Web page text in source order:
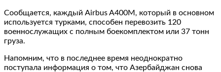
Сообщается, каждый Airbus A400M, который в основном
используется турками, способен перевозить 120
военнослужащих с полным боекомплектом или 37 тонн
груза.
Напомним, что в последнее время неоднократно
поступала информация о том, что Азербайджан снова